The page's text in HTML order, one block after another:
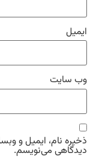
ایمیل
وب‌ سایت
ذخیره نام، ایمیل و
دیدگاهی می‌نویسم.